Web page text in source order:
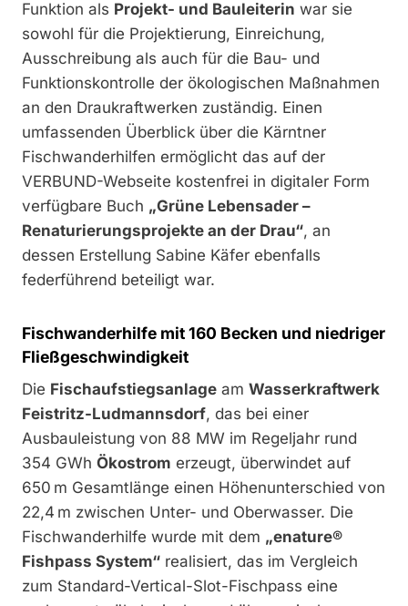
Funktion als Projekt- und Bauleiterin war sie
sowohl für die Projektierung, Einreichung,
Ausschreibung als auch für die Bau- und
Funktionskontrolle der ökologischen Maßnahmen
an den Draukraftwerken zuständig. Einen
umfassenden Überblick über die Kärntner
Fischwanderhilfen ermöglicht das auf der
VERBUND-Webseite kostenfrei in digitaler Form
verfügbare Buch „Grüne Lebensader –
Renaturierungsprojekte an der Drau“, an
dessen Erstellung Sabine Käfer ebenfalls
federführend beteiligt war.
Fischwanderhilfe mit 160 Becken und niedriger
Fließgeschwindigkeit
Die Fischaufstiegsanlage am Wasserkraftwerk
Feistritz-Ludmannsdorf, das bei einer
Ausbauleistung von 88 MW im Regeljahr rund
354 GWh Ökostrom erzeugt, überwindet auf
650 m Gesamtlänge einen Höhenunterschied von
22,4 m zwischen Unter- und Oberwasser. Die
Fischwanderhilfe wurde mit dem „enature®
Fishpass System“ realisiert, das im Vergleich
zum Standard-Vertical-Slot-Fischpass eine